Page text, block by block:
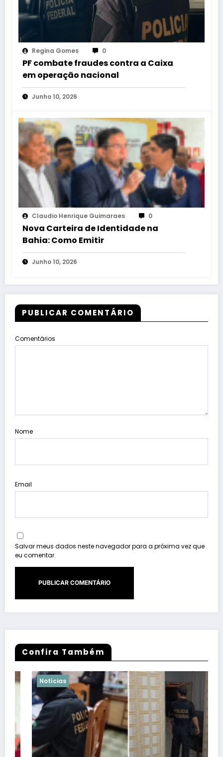
Regina Gomes 0
PF combate fraudes contra a Caixa
em operação nacional
Junho 10, 2026
Claudio Henrique Guimaraes 0
Nova Carteira de Identidade na
Bahia: Como Emitir
Junho 10, 2026
PUBLICAR COMENTÁRIO
Comentários
Nome
Email
Salvar meus dados neste navegador para a próxima vez que
eu comentar.
Confira Também
Notícias